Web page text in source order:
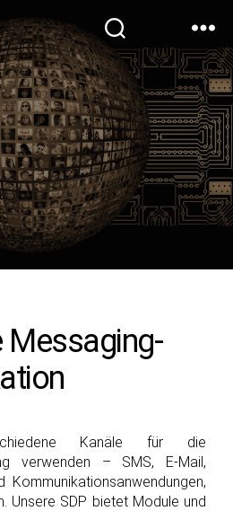
Messaging-
Kanäle für die
verwenden – SMS, E-Mail,
Kommunikationsanwendungen,
Unsere SDP bietet Module und